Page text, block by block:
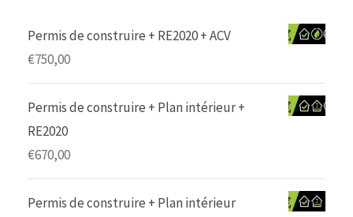
Permis de construire + RE2020 + ACV
€750,00
Permis de construire + Plan intérieur +
RE2020
€670,00
Permis de construire + Plan intérieur